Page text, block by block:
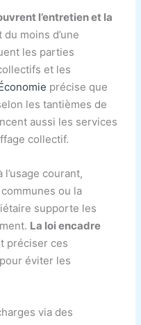
l’entretien et la
moins d’une
les parties
et les
précise que
les tantièmes de
aussi les services
collectif.
courant,
ou la
supporte les
La loi encadre
préciser ces
éviter les
via des